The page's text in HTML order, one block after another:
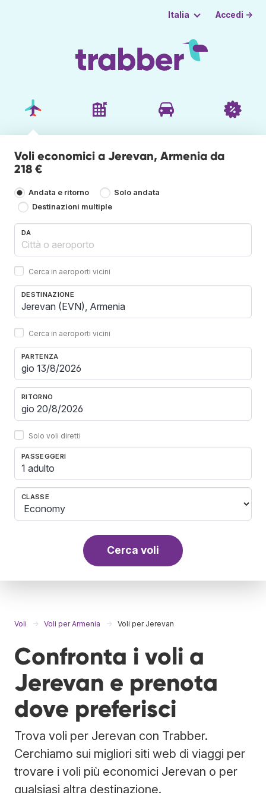
Italia Accedi →
Voli economici a Jerevan, Armenia da
218 €
Andata e ritorno
Solo andata
Destinazioni multiple
DA
Cerca in aeroporti vicini
DESTINAZIONE
Cerca in aeroporti vicini
PARTENZA
RITORNO
Solo voli diretti
PASSEGGERI
1 adulto
CLASSE
Cerca voli
Voli Voli per Armenia Voli per Jerevan
Confronta i voli a
Jerevan e prenota
dove preferisci
Trova voli per Jerevan con Trabber.
Cerchiamo sui migliori siti web di viaggi per
trovare i voli più economici Jerevan o per
qualsiasi altra destinazione.